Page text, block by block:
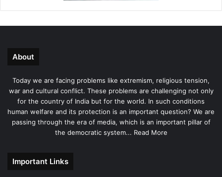
About
Today we are facing problems like extremism, religious tension,
war and cultural conflict. These problems are challenging not only
for the country of India but for the world. In such conditions
human welfare and its protection is an important question? We are
passing through the era of media, which is an important pillar of
the democratic system... Read More
Important Links